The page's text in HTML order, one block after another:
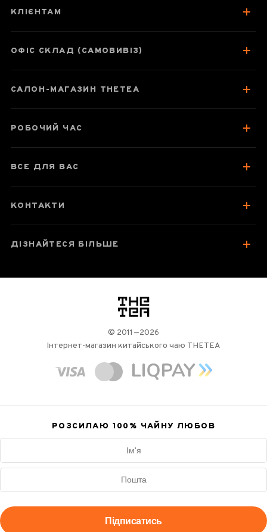
КЛІЄНТАМ
ОФІС СКЛАД (САМОВИВІЗ)
САЛОН-МАГАЗИН THETEA
РОБОЧИЙ ЧАС
ВСЕ ДЛЯ ВАС
КОНТАКТИ
ДІЗНАЙТЕСЯ БІЛЬШЕ
логотип
© 2011—2026
Інтернет-магазин китайського чаю THETEA
РОЗСИЛАЮ 100% ЧАЙНУ ЛЮБОВ
Підписатись